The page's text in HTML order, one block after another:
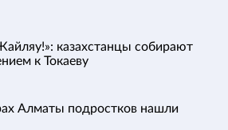
казахстанцы собирают
к Токаеву
Алматы подростков нашли